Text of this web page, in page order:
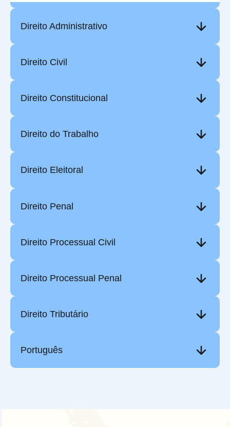
Direito Administrativo
Direito Civil
Direito Constitucional
Direito do Trabalho
Direito Eleitoral
Direito Penal
Direito Processual Civil
Direito Processual Penal
Direito Tributário
Português